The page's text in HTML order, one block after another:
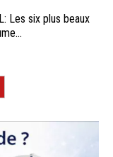
Les six plus beaux